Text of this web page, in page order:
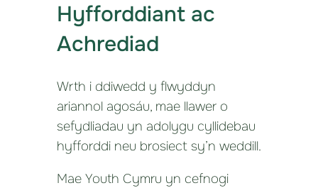
Hyfforddiant ac
Achrediad
Wrth i ddiwedd y flwyddyn
ariannol agosáu, mae llawer o
sefydliadau yn adolygu cyllidebau
hyfforddi neu brosiect sy’n weddill.
Mae Youth Cymru yn cefnogi